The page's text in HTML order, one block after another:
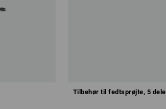
Tilbehør til fedtsprøjte, 5 dele